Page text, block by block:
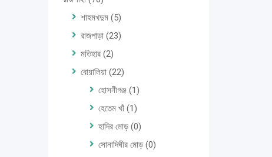
শাহমখদুম (5)
রাজপাড়া (23)
মতিহার (2)
বোয়ালিয়া (22)
হোসনীগঞ্জ (1)
হেতেম খাঁ (1)
হাদির মোড় (0)
সোনাদিঘীর মোড় (0)